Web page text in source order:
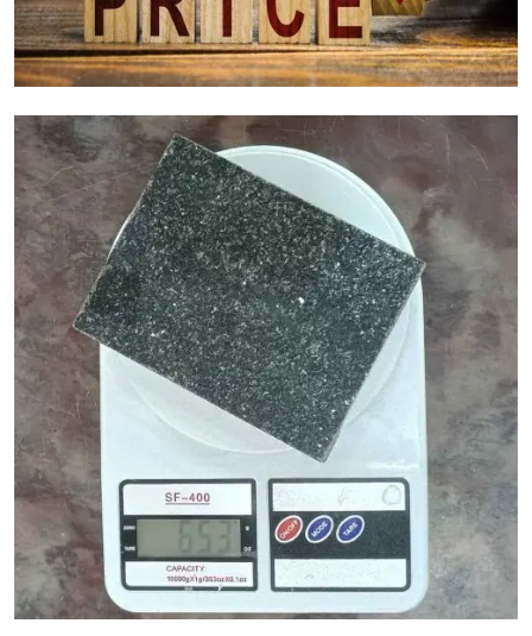
Factores de costo del granito